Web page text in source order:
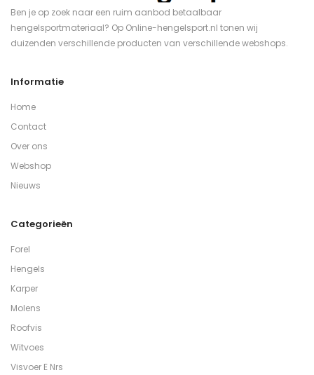
Ben je op zoek naar een ruim aanbod betaalbaar
hengelsportmateriaal? Op Online-hengelsport.nl tonen wij
duizenden verschillende producten van verschillende webshops.
Informatie
Home
Contact
Over ons
Webshop
Nieuws
Categorieën
Forel
Hengels
Karper
Molens
Roofvis
Witvoes
Visvoer E Nrs